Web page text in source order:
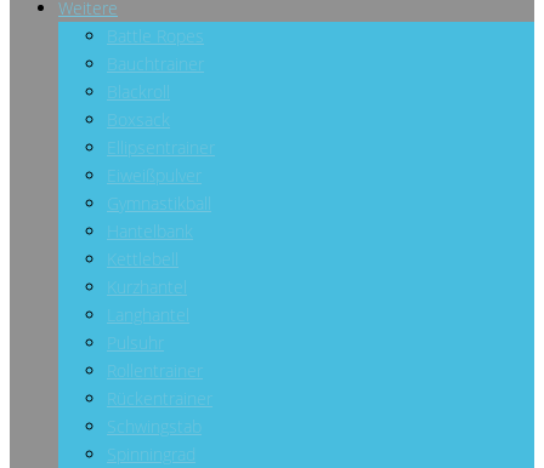
Weitere
Battle Ropes
Bauchtrainer
Blackroll
Boxsack
Ellipsentrainer
Eiweißpulver
Gymnastikball
Hantelbank
Kettlebell
Kurzhantel
Langhantel
Pulsuhr
Rollentrainer
Rückentrainer
Schwingstab
Spinningrad